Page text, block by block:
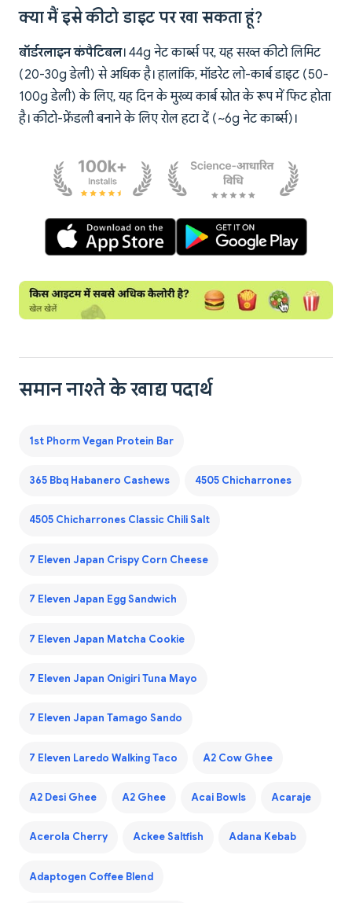
क्या मैं इसे कीटो डाइट पर खा सकता हूं?
बॉर्डरलाइन कंपैटिबल। 44g नेट कार्ब्स पर, यह सख्त कीटो लिमिट
(20-30g डेली) से अधिक है। हालांकि, मॉडरेट लो-कार्ब डाइट (50-
100g डेली) के लिए, यह दिन के मुख्य कार्ब स्रोत के रूप में फिट होता
है। कीटो-फ्रेंडली बनाने के लिए रोल हटा दें (~6g नेट कार्ब्स)।
समान नाश्ते के खाद्य पदार्थ
1st Phorm Vegan Protein Bar
365 Bbq Habanero Cashews 4505 Chicharrones
4505 Chicharrones Classic Chili Salt
7 Eleven Japan Crispy Corn Cheese
7 Eleven Japan Egg Sandwich
7 Eleven Japan Matcha Cookie
7 Eleven Japan Onigiri Tuna Mayo
7 Eleven Japan Tamago Sando
7 Eleven Laredo Walking Taco A2 Cow Ghee
A2 Desi Ghee A2 Ghee Acai Bowls Acaraje
Acerola Cherry Ackee Saltfish Adana Kebab
Adaptogen Coffee Blend